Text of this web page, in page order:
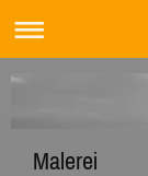
Malerei